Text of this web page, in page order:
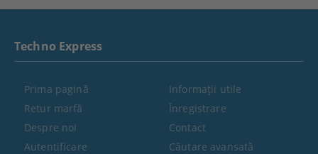
Techno Express
Prima pagină
Retur marfă
Despre noi
Autentificare
Informaţii utile
Înregistrare
Contact
Căutare avansată